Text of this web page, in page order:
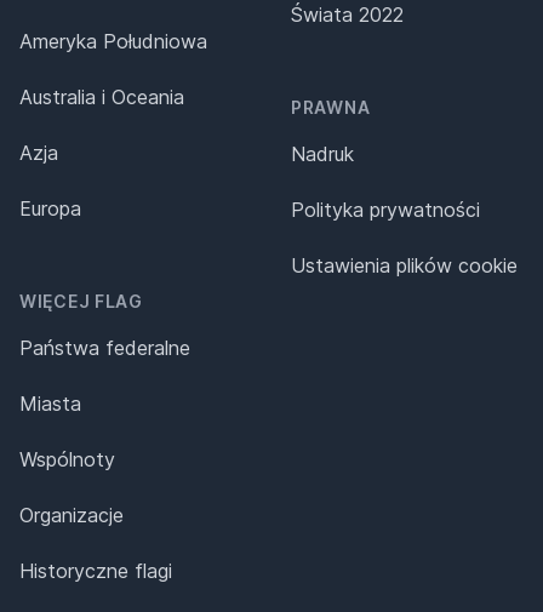
Ameryka Południowa
Australia i Oceania
Azja
Europa
WIĘCEJ FLAG
Państwa federalne
Miasta
Wspólnoty
Organizacje
Historyczne flagi
Świata 2022
PRAWNA
Nadruk
Polityka prywatności
Ustawienia plików cookie